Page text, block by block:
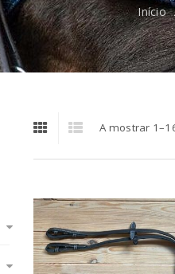
Início
A mostrar